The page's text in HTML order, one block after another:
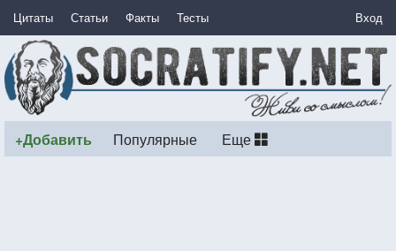
Цитаты Статьи Факты Тесты Вход
+Добавить Популярные Еще